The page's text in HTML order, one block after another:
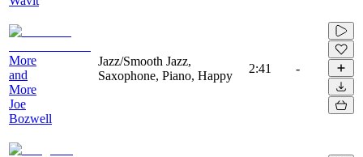
More
and
More
Joe
Bozwell
Jazz/Smooth Jazz,
Saxophone, Piano, Happy
2:41 -